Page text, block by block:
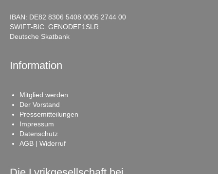
IBAN: DE82 8306 5408 0005 2744 00
SWIFT-BIC: GENODEF1SLR
Deutsche Skatbank
Information
Mitglied werden
Der Vorstand
Pressemitteilungen
Impressum
Datenschutz
AGB | Widerruf